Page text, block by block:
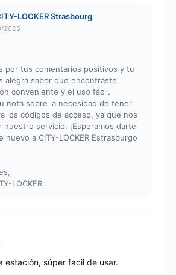
LOCKER Strasbourg
2025
por tus comentarios positivos y tu
alegra saber que encontraste
conveniente y el uso fácil.
nota sobre la necesidad de tener
los códigos de acceso, ya que nos
nuestro servicio. ¡Esperamos darte
nuevo a CITY-LOCKER Estrasburgo
LOCKER
estación, súper fácil de usar.